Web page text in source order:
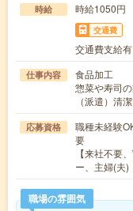
時給 時給1050円
交通費
交通費支給有
仕事内容
食品加工
惣菜や寿司
（派遣）清
応募資格
職種未経験
要
【来社不要
ー、主婦(夫
職場の雰囲気